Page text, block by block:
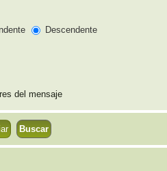
Descendente
del mensaje